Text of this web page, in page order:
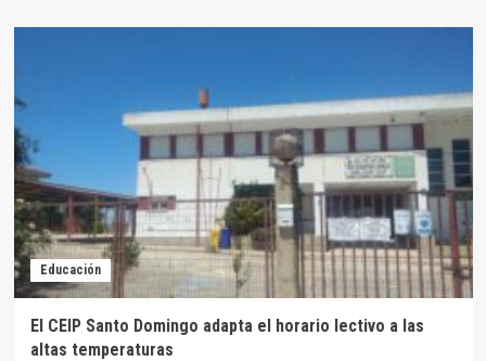
El
su
fachada
sur
para
mejorar
energética
Educación
El CEIP Santo Domingo adapta el horario lectivo a las
altas temperaturas